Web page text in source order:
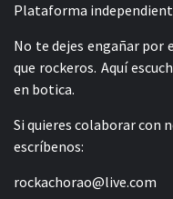
Plataforma
No te dejes engañar por
que rockeros. Aquí
en botica.
Si quieres colaborar con
escríbenos:
rockachorao@live.com